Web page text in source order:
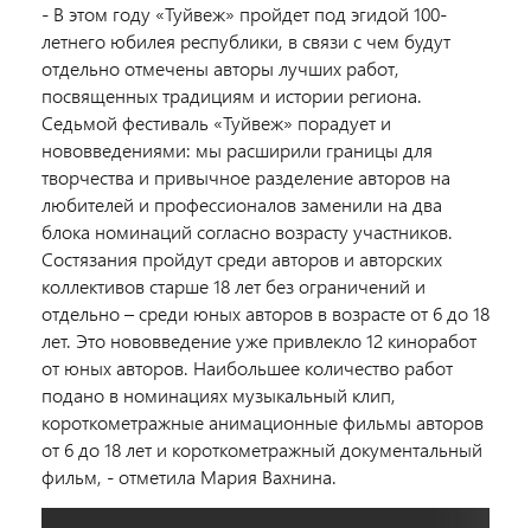
- В этом году «Туйвеж» пройдет под эгидой 100-
летнего юбилея республики, в связи с чем будут
отдельно отмечены авторы лучших работ,
посвященных традициям и истории региона.
Седьмой фестиваль «Туйвеж» порадует и
нововведениями: мы расширили границы для
творчества и привычное разделение авторов на
любителей и профессионалов заменили на два
блока номинаций согласно возрасту участников.
Состязания пройдут среди авторов и авторских
коллективов старше 18 лет без ограничений и
отдельно – среди юных авторов в возрасте от 6 до 18
лет. Это нововведение уже привлекло 12 киноработ
от юных авторов. Наибольшее количество работ
подано в номинациях музыкальный клип,
короткометражные анимационные фильмы авторов
от 6 до 18 лет и короткометражный документальный
фильм, - отметила Мария Вахнина.